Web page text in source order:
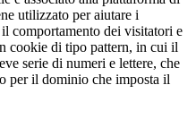
utilizzato per aiutare i
comportamento dei visitatori e
cookie di tipo pattern, in cui il
serie di numeri e lettere, che
per il dominio che imposta il